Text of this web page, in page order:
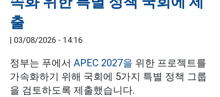
출
03/08/2026 - 14:16
정부는 푸에서 APEC 2027을 위한 프로젝트를
가속화하기 위해 국회에 5가지 특별 정책 그룹
을 검토하도록 제출했습니다.